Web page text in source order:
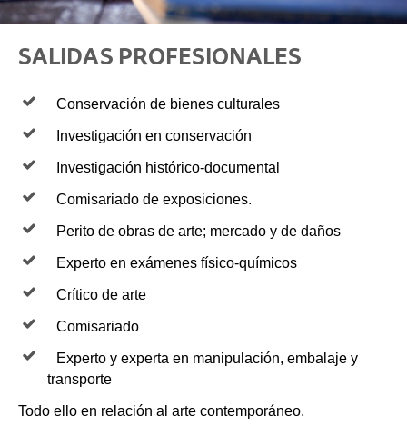
SALIDAS PROFESIONALES
Conservación de bienes culturales
Investigación en conservación
Investigación histórico-documental
Comisariado de exposiciones.
Perito de obras de arte; mercado y de daños
Experto en exámenes físico-químicos
Crítico de arte
Comisariado
Experto y experta en manipulación, embalaje y
transporte
Todo ello en relación al arte contemporáneo.